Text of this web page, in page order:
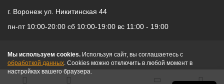
Функции зарядки: беспроводная зарядка, быстрая зарядка
и устройств беспроводной зарядки MagSafe, технология Dolby
Atmos, функция Dynamic Island, функция точного определения
Мы используем cookies. Используя сайт, вы соглашаетесь с
обработкой данных. Cookies можно отключить в любой момент в
настройках вашего браузера.
г. Воронеж ул. Никитинская 44
пн-пт 10:00-20:00 сб 10:00-19:00 вс 11:00 - 19:00